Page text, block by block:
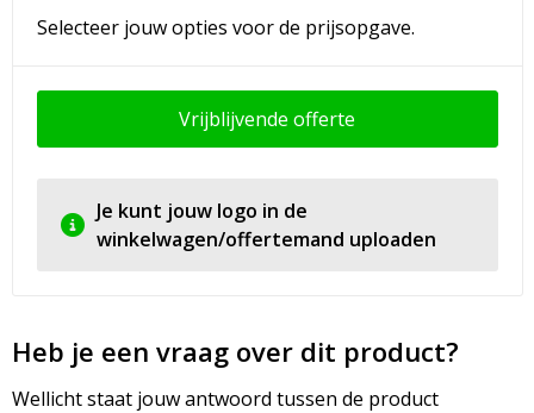
Selecteer jouw opties voor de prijsopgave.
Vrijblijvende offerte
Je kunt jouw logo in de
winkelwagen/offertemand uploaden
Heb je een vraag over dit product?
Wellicht staat jouw antwoord tussen de product